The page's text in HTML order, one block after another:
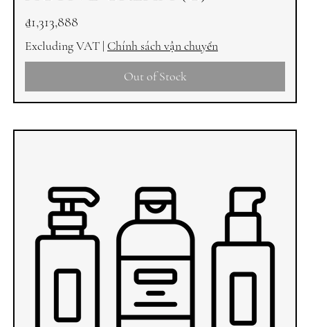
Price
₫1,313,888
Excluding VAT | Chính sách vận chuyển
Out of Stock